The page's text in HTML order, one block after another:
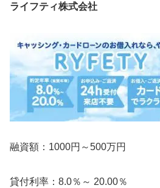
ライフティ株式会社
融資額：1000円～500万円
貸付利率：8.0％～ 20.00％